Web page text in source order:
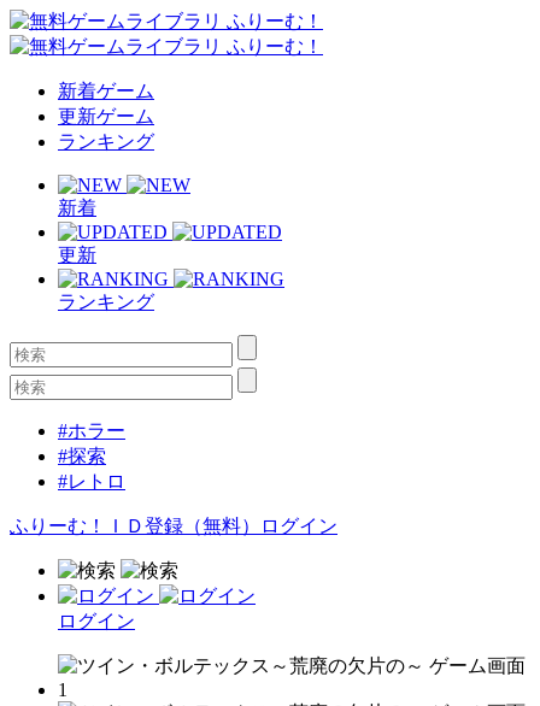
新着ゲーム
更新ゲーム
ランキング
新着
更新
ランキング
#ホラー
#探索
#レトロ
ふりーむ！ＩＤ登録（無料） ログイン
ログイン